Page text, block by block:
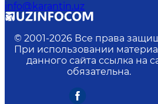
info@karantin.uz
© 2001-2026 Все права
При использовании
данного сайта ссылка на
обязательна.